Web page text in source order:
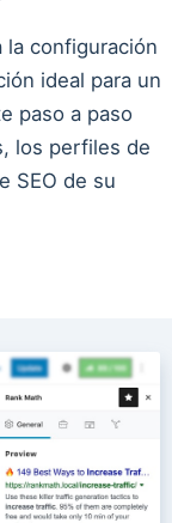
la configuración
ideal para un
paso a paso
los perfiles de
SEO de su